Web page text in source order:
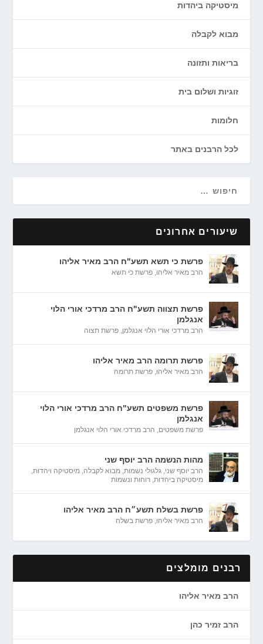
מיסטיקה ביהדות
מבוא לקבלה
בריאות ותזונה
זוגיות ושלום בית
חלומות
לכל הרבנים באתר
שיעורים אחרונים
פרשת כי תשא תשע"ח הרב מאיר אליהו
הרב מאיר אליהו,פרשת כי תשא
פרשת תצווה תשע"ח הרב מרדכי אורי הלוי
אנגלמן
הרב מרדכי אורי הלוי אנגלמן,פרשת תצוה
פרשת תרומה הרב מאיר אליהו
הרב מאיר אליהו,פרשת תרומה
פרשת משפטים תשע"ח הרב מרדכי אורי הלוי
אנגלמן
פרשת משפטים, הרב מרדכי אורי הלוי אנגלמן
מהות הנשמה הרב יוסף שני
הרב יוסף שני,גלגולי נשמות,מבוא לקבלה,מיסטיקה ויהדות,
מיסטיקה ביהדות,רוחות ונשמות
פרשת בשלח תשע״ח הרב מאיר אליהו
הרב מאיר אליהו,פרשת בשלח
רבנים מומלצים
הרב מאיר אליהו
הרב זמיר כהן